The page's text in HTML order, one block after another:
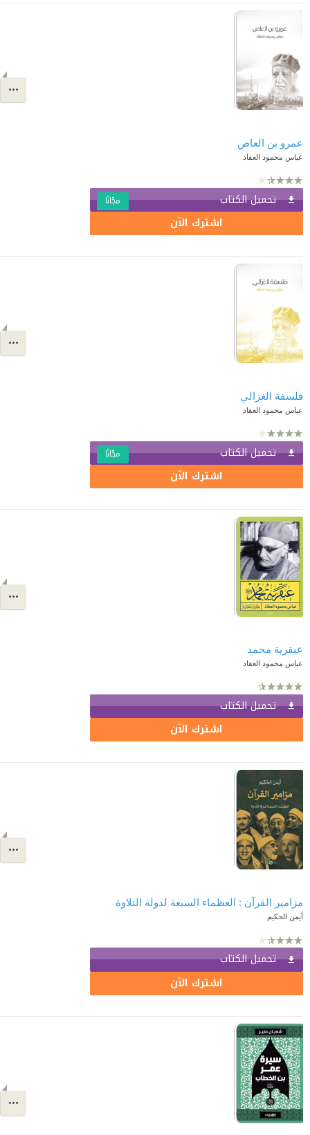
عمرو بن العاص
عباس محمود العقاد
تحميل الكتاب مجّانًا
اشترك الآن
فلسفة الغزالي
عباس محمود العقاد
تحميل الكتاب مجّانًا
اشترك الآن
عبقرية محمد
عباس محمود العقاد
تحميل الكتاب
اشترك الآن
مزامير القرآن : العظماء السبعة لدولة التلاوة
أيمن الحكيم
تحميل الكتاب
اشترك الآن